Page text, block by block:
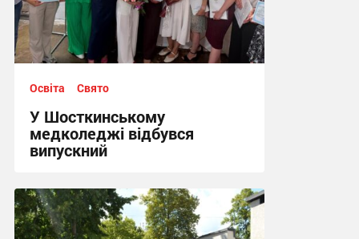
Освіта Свято
У Шосткинському
медколеджі відбувся
випускний
22:49, 30.06.2026